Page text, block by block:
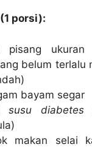
porsi):
pisang ukuran
belum terlalu
bayam segar
susu diabetes
makan selai